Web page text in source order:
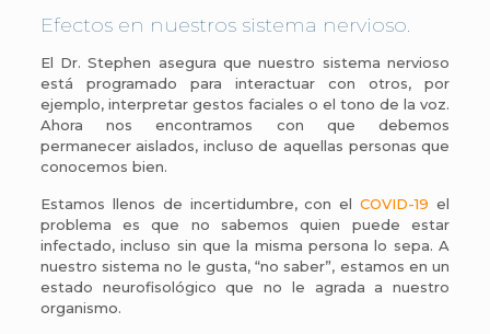
Efectos en nuestros sistema nervioso.
El Dr. Stephen asegura que nuestro sistema nervioso
está programado para interactuar con otros, por
ejemplo, interpretar gestos faciales o el tono de la voz.
Ahora nos encontramos con que debemos
permanecer aislados, incluso de aquellas personas que
conocemos bien.
Estamos llenos de incertidumbre, con elCOVID-19 el
problema es que no sabemos quien puede estar
infectado, incluso sin que la misma persona lo sepa. A
nuestro sistema no le gusta, “no saber”, estamos en un
estado neurofisológico que no le agrada a nuestro
organismo.